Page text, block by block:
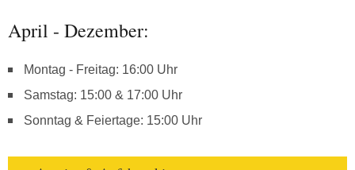
April - Dezember:
Montag - Freitag: 16:00 Uhr
Samstag: 15:00 & 17:00 Uhr
Sonntag & Feiertage: 15:00 Uhr